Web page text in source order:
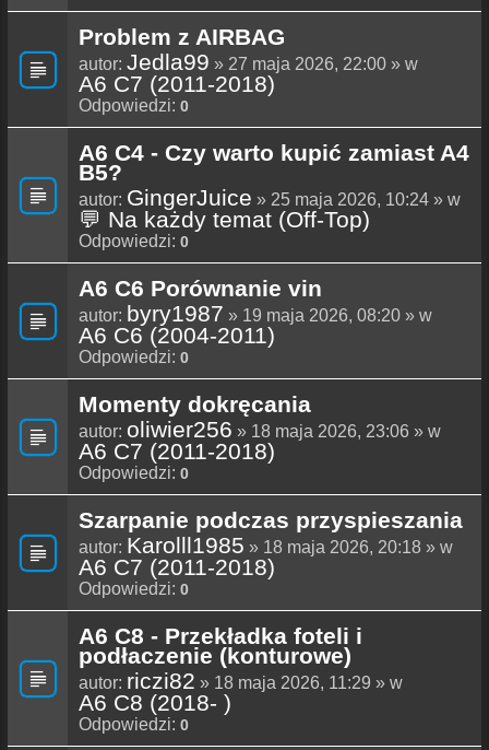
Problem z AIRBAG
autor: Jedla99 » 27 maja 2026, 22:00 » w
A6 C7 (2011-2018)
Odpowiedzi: 0
A6 C4 - Czy warto kupić zamiast A4
B5?
autor: GingerJuice » 25 maja 2026, 10:24 » w
💬 Na każdy temat (Off-Top)
Odpowiedzi: 0
A6 C6 Porównanie vin
autor: byry1987 » 19 maja 2026, 08:20 » w
A6 C6 (2004-2011)
Odpowiedzi: 0
Momenty dokręcania
autor: oliwier256 » 18 maja 2026, 23:06 » w
A6 C7 (2011-2018)
Odpowiedzi: 0
Szarpanie podczas przyspieszania
autor: Karolll1985 » 18 maja 2026, 20:18 » w
A6 C7 (2011-2018)
Odpowiedzi: 0
A6 C8 - Przekładka foteli i
podłaczenie (konturowe)
autor: riczi82 » 18 maja 2026, 11:29 » w
A6 C8 (2018- )
Odpowiedzi: 0